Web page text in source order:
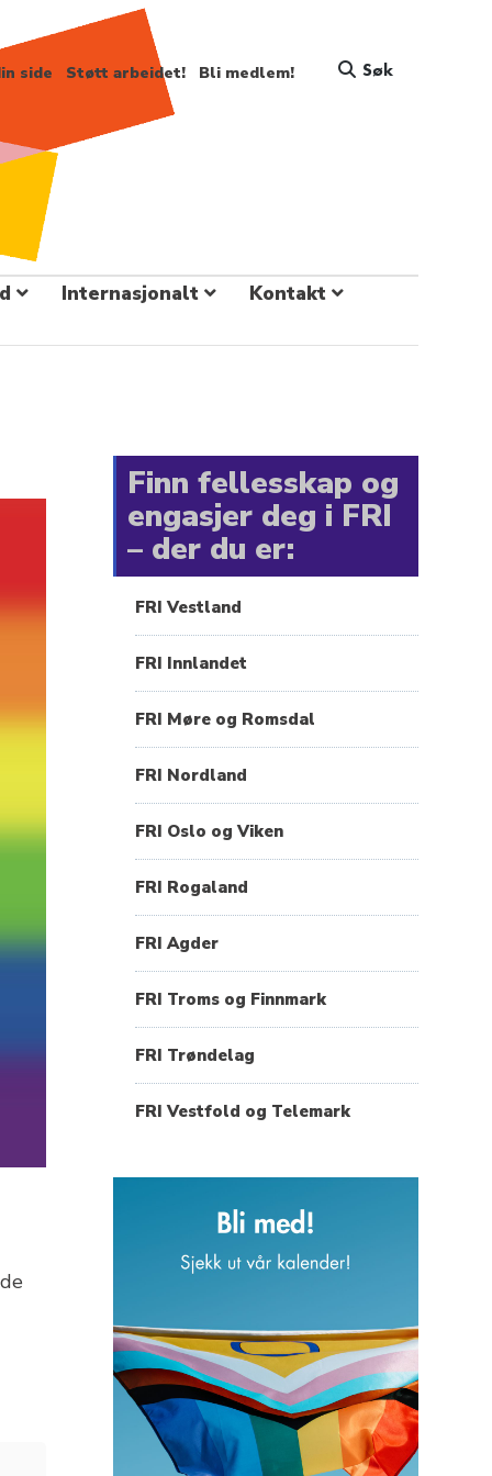
side Støtt arbeidet! Bli medlem! Søk
Internasjonalt Kontakt
Finn fellesskap og
engasjer deg i FRI
– der du er:
FRI Vestland
FRI Innlandet
FRI Møre og Romsdal
FRI Nordland
FRI Oslo og Viken
FRI Rogaland
FRI Agder
FRI Troms og Finnmark
FRI Trøndelag
FRI Vestfold og Telemark